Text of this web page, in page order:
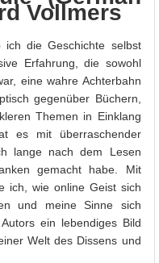
Vollmers
die Geschichte selbst
Erfahrung, die sowohl
eine wahre Achterbahn
gegenüber Büchern,
Themen in Einklang
es mit überraschender
lange nach dem Lesen
gemacht habe. Mit
ich, wie online Geist sich
und meine Sinne sich
ein lebendiges Bild
Welt des Dissens und